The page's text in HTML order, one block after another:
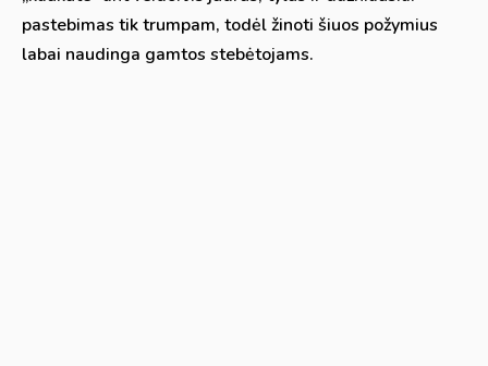
pastebimas tik trumpam, todėl žinoti šiuos požymius
labai naudinga gamtos stebėtojams.